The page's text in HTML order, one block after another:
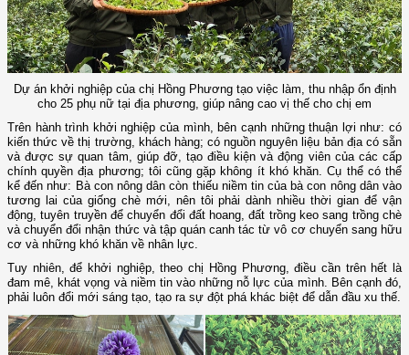
Dự án khởi nghiệp của chị Hồng Phương tạo việc làm, thu nhập ổn định
cho 25 phụ nữ tại địa phương, giúp nâng cao vị thế cho chị em
Trên hành trình khởi nghiệp của mình, bên cạnh những thuận lợi như: có
kiến thức về thị trường, khách hàng; có nguồn nguyên liệu bản địa có sẵn
và được sự quan tâm, giúp đỡ, tạo điều kiện và động viên của các cấp
chính quyền địa phương; tôi cũng gặp không ít khó khăn. Cụ thể có thể
kể đến như: Bà con nông dân còn thiếu niềm tin của bà con nông dân vào
tương lai của giống chè mới, nên tôi phải dành nhiều thời gian để vận
động, tuyên truyền để chuyển đổi đất hoang, đất trồng keo sang trồng chè
và chuyển đổi nhận thức và tập quán canh tác từ vô cơ chuyển sang hữu
cơ và những khó khăn về nhân lực.
Tuy nhiên, để khởi nghiệp, theo chị Hồng Phương, điều cần trên hết là
đam mê, khát vọng và niềm tin vào những nỗ lực của mình. Bên cạnh đó,
phải luôn đổi mới sáng tạo, tạo ra sự đột phá khác biệt để dẫn đầu xu thế.